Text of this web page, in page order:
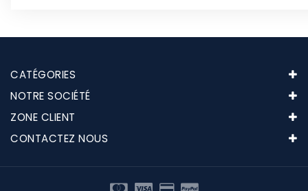
CATÉGORIES
NOTRE SOCIÉTÉ
ZONE CLIENT
CONTACTEZ NOUS